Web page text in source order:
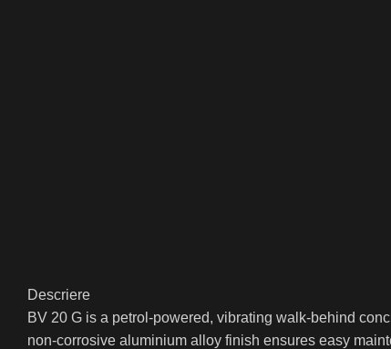
Descriere
BV 20 G is a petrol-powered, vibrating walk-behind
non-corrosive aluminium alloy finish ensures easy